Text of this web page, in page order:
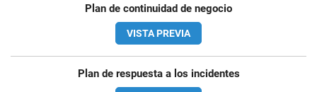
Plan de continuidad de negocio
VISTA PREVIA
Plan de respuesta a los incidentes